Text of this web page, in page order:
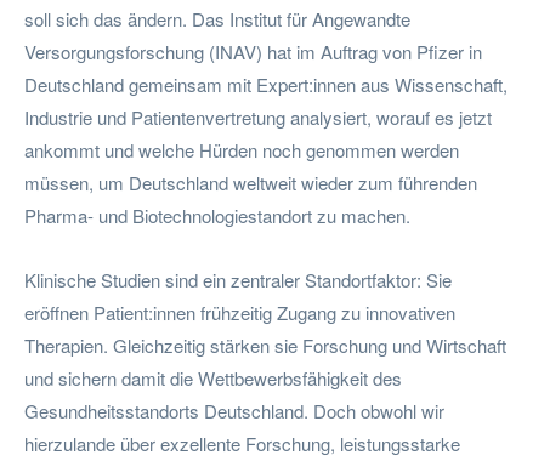
soll sich das ändern. Das Institut für Angewandte
Versorgungsforschung (INAV) hat im Auftrag von Pfizer in
Deutschland gemeinsam mit Expert:innen aus Wissenschaft,
Industrie und Patientenvertretung analysiert, worauf es jetzt
ankommt und welche Hürden noch genommen werden
müssen, um Deutschland weltweit wieder zum führenden
Pharma- und Biotechnologiestandort zu machen.
Klinische Studien sind ein zentraler Standortfaktor: Sie
eröffnen Patient:innen frühzeitig Zugang zu innovativen
Therapien. Gleichzeitig stärken sie Forschung und Wirtschaft
und sichern damit die Wettbewerbsfähigkeit des
Gesundheitsstandorts Deutschland. Doch obwohl wir
hierzulande über exzellente Forschung, leistungsstarke